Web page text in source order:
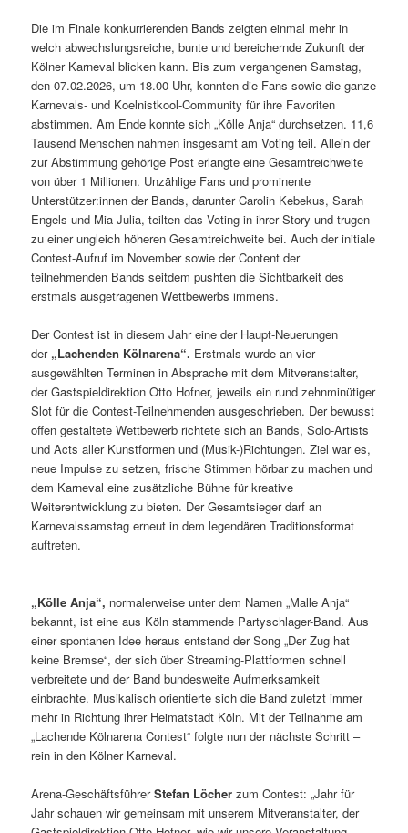
Die im Finale konkurrierenden Bands zeigten einmal mehr in
welch abwechslungsreiche, bunte und bereichernde Zukunft der
Kölner Karneval blicken kann. Bis zum vergangenen Samstag,
den 07.02.2026, um 18.00 Uhr, konnten die Fans sowie die ganze
Karnevals- und Koelnistkool-Community für ihre Favoriten
abstimmen. Am Ende konnte sich „Kölle Anja“ durchsetzen. 11,6
Tausend Menschen nahmen insgesamt am Voting teil. Allein der
zur Abstimmung gehörige Post erlangte eine Gesamtreichweite
von über 1 Millionen. Unzählige Fans und prominente
Unterstützer:innen der Bands, darunter Carolin Kebekus, Sarah
Engels und Mia Julia, teilten das Voting in ihrer Story und trugen
zu einer ungleich höheren Gesamtreichweite bei. Auch der initiale
Contest-Aufruf im November sowie der Content der
teilnehmenden Bands seitdem pushten die Sichtbarkeit des
erstmals ausgetragenen Wettbewerbs immens.
Der Contest ist in diesem Jahr eine der Haupt-Neuerungen
der „Lachenden Kölnarena“. Erstmals wurde an vier
ausgewählten Terminen in Absprache mit dem Mitveranstalter,
der Gastspieldirektion Otto Hofner, jeweils ein rund zehnminütiger
Slot für die Contest-Teilnehmenden ausgeschrieben. Der bewusst
offen gestaltete Wettbewerb richtete sich an Bands, Solo-Artists
und Acts aller Kunstformen und (Musik-)Richtungen. Ziel war es,
neue Impulse zu setzen, frische Stimmen hörbar zu machen und
dem Karneval eine zusätzliche Bühne für kreative
Weiterentwicklung zu bieten. Der Gesamtsieger darf an
Karnevalssamstag erneut in dem legendären Traditionsformat
auftreten.
„Kölle Anja“, normalerweise unter dem Namen „Malle Anja“
bekannt, ist eine aus Köln stammende Partyschlager-Band. Aus
einer spontanen Idee heraus entstand der Song „Der Zug hat
keine Bremse“, der sich über Streaming-Plattformen schnell
verbreitete und der Band bundesweite Aufmerksamkeit
einbrachte. Musikalisch orientierte sich die Band zuletzt immer
mehr in Richtung ihrer Heimatstadt Köln. Mit der Teilnahme am
„Lachende Kölnarena Contest“ folgte nun der nächste Schritt –
rein in den Kölner Karneval.
Arena-GeschäftsführerStefan Löcher zum Contest: „Jahr für
Jahr schauen wir gemeinsam mit unserem Mitveranstalter, der